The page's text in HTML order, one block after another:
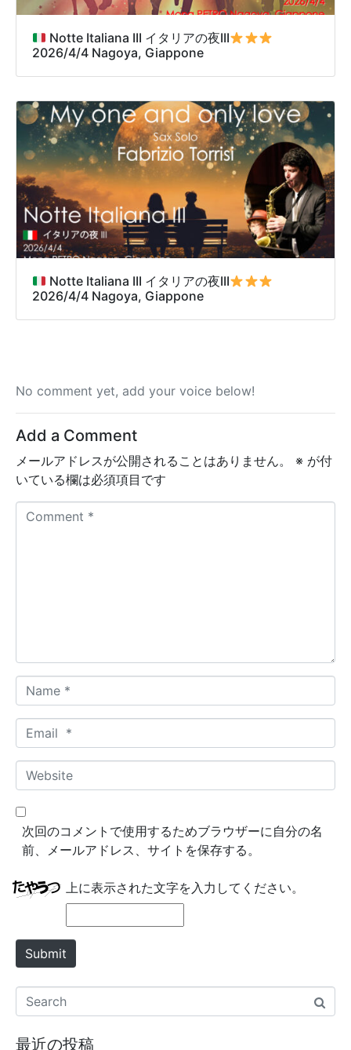
Notte Italiana III イタリアの夜III
2026/4/4 Nagoya, Giappone
Notte Italiana III イタリアの夜III
2026/4/4 Nagoya, Giappone
No comment yet, add your voice below!
Add a Comment
メールアドレスが公開されることはありません。 ※ が付
いている欄は必須項目です
a
m
*
m
a
*
W
e
b
e
次回のコメントで使用するためブラウザーに自分の名
前、メールアドレス、サイトを保存する。
上に表示された文字を入力してください。
Submit
最近の投稿